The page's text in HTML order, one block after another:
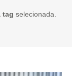
tag selecionada.